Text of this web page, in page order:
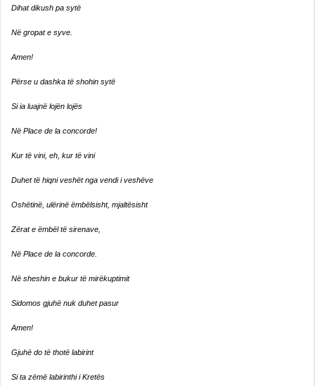
Dihat dikush pa sytë
Në gropat e syve.
Amen!
Përse u dashka të shohin sytë
Si ia luajnë lojën lojës
Në Place de la concorde!
Kur të vini, eh, kur të vini
Duhet të hiqni veshët nga vendi i veshëve
Oshëtinë, ulërinë ëmbëlsisht, mjaltësisht
Zërat e ëmbël të sirenave,
Në Place de la concorde.
Në sheshin e bukur të mirëkuptimit
Sidomos gjuhë nuk duhet pasur
Amen!
Gjuhë do të thotë labirint
Si ta zëmë labirinthi i Kretës